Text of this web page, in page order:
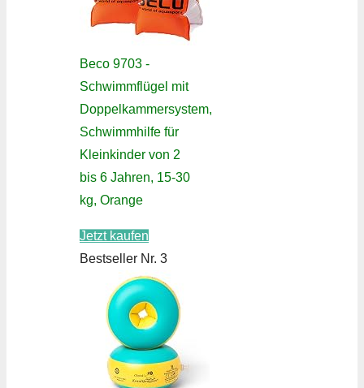
Beco 9703 -
Schwimmflügel mit
Doppelkammersystem,
Schwimmhilfe für
Kleinkinder von 2
bis 6 Jahren, 15-30
kg, Orange
Jetzt kaufen
Bestseller Nr. 3